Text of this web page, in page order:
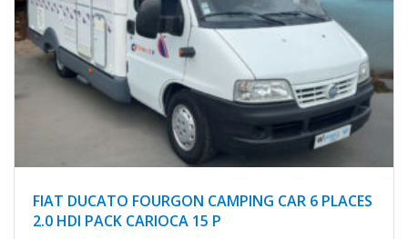
FIAT DUCATO FOURGON CAMPING CAR 6 PLACES
2.0 HDI PACK CARIOCA 15 P